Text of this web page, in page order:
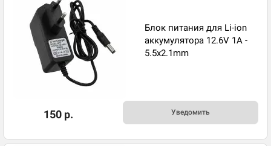
Блок питания для Li-ion
аккумулятора 12.6V 1A -
5.5x2.1mm
150 р. Уведомить